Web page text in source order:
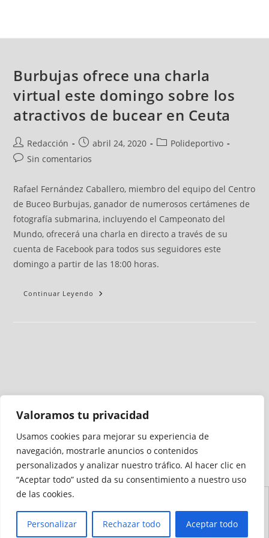
Valoramos tu privacidad
Usamos cookies para mejorar su experiencia de
navegación, mostrarle anuncios o contenidos
personalizados y analizar nuestro tráfico. Al hacer clic en
“Aceptar todo” usted da su consentimiento a nuestro uso
de las cookies.
Personalizar Rechazar todo Aceptar todo
Burbujas ofrece una charla
virtual este domingo sobre los
atractivos de bucear en Ceuta
Redacción abril 24, 2020
Polideportivo
Sin comentarios
Rafael Fernández Caballero, miembro del equipo del Centro
de Buceo Burbujas, ganador de numerosos certámenes de
fotografía submarina, incluyendo el Campeonato del
Mundo, ofrecerá una charla en directo a través de su
cuenta de Facebook para todos sus seguidores este
domingo a partir de las 18:00 horas.
Continuar Leyendo
Medio auditado por
Accesibilidad
Sitio
Cookies
Privacidad